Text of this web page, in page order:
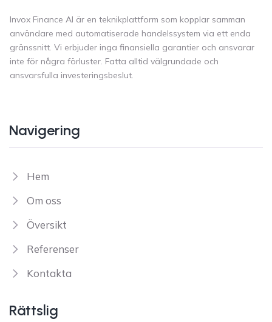
Invox Finance AI är en teknikplattform som kopplar samman
användare med automatiserade handelssystem via ett enda
gränssnitt. Vi erbjuder inga finansiella garantier och ansvarar
inte för några förluster. Fatta alltid välgrundade och
ansvarsfulla investeringsbeslut.
Navigering
Hem
Om oss
Översikt
Referenser
Kontakta
Rättslig